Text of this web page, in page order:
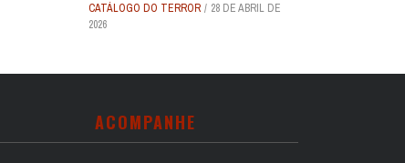
CATÁLOGO DO TERROR
28 DE ABRIL DE
2026
ACOMPANHE